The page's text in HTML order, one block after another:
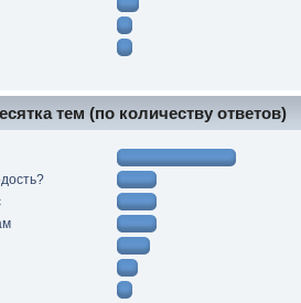
тем (по количеству ответов)